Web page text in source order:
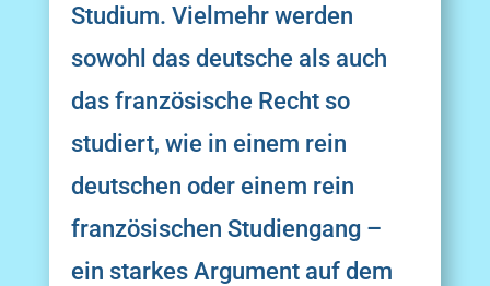
Studium. Vielmehr werden
sowohl das deutsche als auch
das französische Recht so
studiert, wie in einem rein
deutschen oder einem rein
französischen Studiengang –
ein starkes Argument auf dem